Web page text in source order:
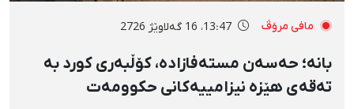
مافی مرۆڤ 13:47، 16 گەلاوێژ 2726
بانه؛ حەسەن مستەفازادە، کۆڵبەری کورد بە
تەقەی هێزە نیزامییەکانی حکوومەت